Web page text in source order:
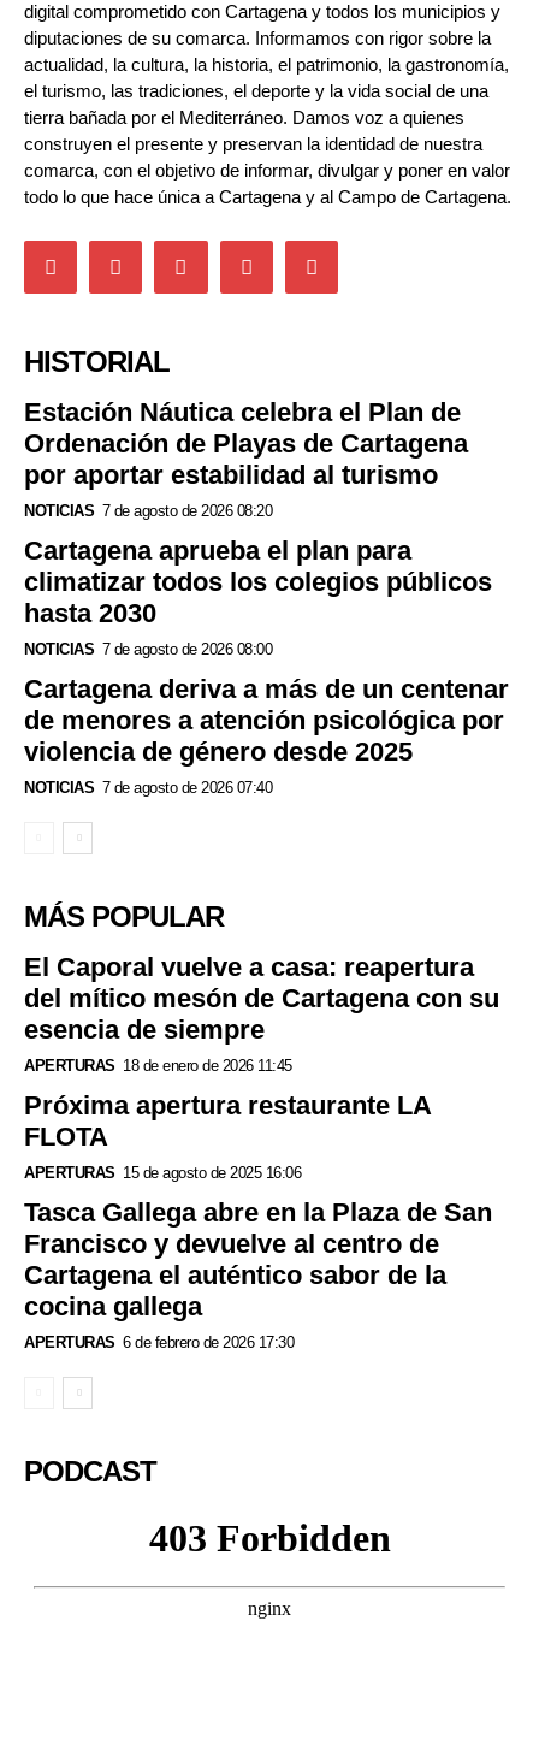
digital comprometido con Cartagena y todos los municipios y
diputaciones de su comarca. Informamos con rigor sobre la
actualidad, la cultura, la historia, el patrimonio, la gastronomía,
el turismo, las tradiciones, el deporte y la vida social de una
tierra bañada por el Mediterráneo. Damos voz a quienes
construyen el presente y preservan la identidad de nuestra
comarca, con el objetivo de informar, divulgar y poner en valor
todo lo que hace única a Cartagena y al Campo de Cartagena.
HISTORIAL
Estación Náutica celebra el Plan de
Ordenación de Playas de Cartagena
por aportar estabilidad al turismo
NOTICIAS 7 de agosto de 2026 08:20
Cartagena aprueba el plan para
climatizar todos los colegios públicos
hasta 2030
NOTICIAS 7 de agosto de 2026 08:00
Cartagena deriva a más de un centenar
de menores a atención psicológica por
violencia de género desde 2025
NOTICIAS 7 de agosto de 2026 07:40
MÁS POPULAR
El Caporal vuelve a casa: reapertura
del mítico mesón de Cartagena con su
esencia de siempre
APERTURAS 18 de enero de 2026 11:45
Próxima apertura restaurante LA
FLOTA
APERTURAS 15 de agosto de 2025 16:06
Tasca Gallega abre en la Plaza de San
Francisco y devuelve al centro de
Cartagena el auténtico sabor de la
cocina gallega
APERTURAS 6 de febrero de 2026 17:30
PODCAST